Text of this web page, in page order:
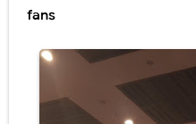
fans